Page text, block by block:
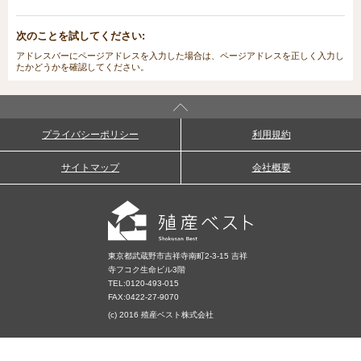
次のことを試してください:
アドレスバーにページアドレスを入力した場合は、ページアドレスを正しく入力し
たかどうかを確認してください。
プライバシーポリシー 利用規約
サイトマップ 会社概要
東京都武蔵野市吉祥寺南町2-3-15 吉祥
寺フコク生命ビル3階
TEL:0120-493-015
FAX:0422-27-9070
(c) 2016 殖産ベスト株式会社